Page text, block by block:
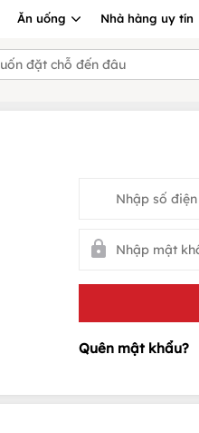
Ăn uống Nhà hàng uy tín